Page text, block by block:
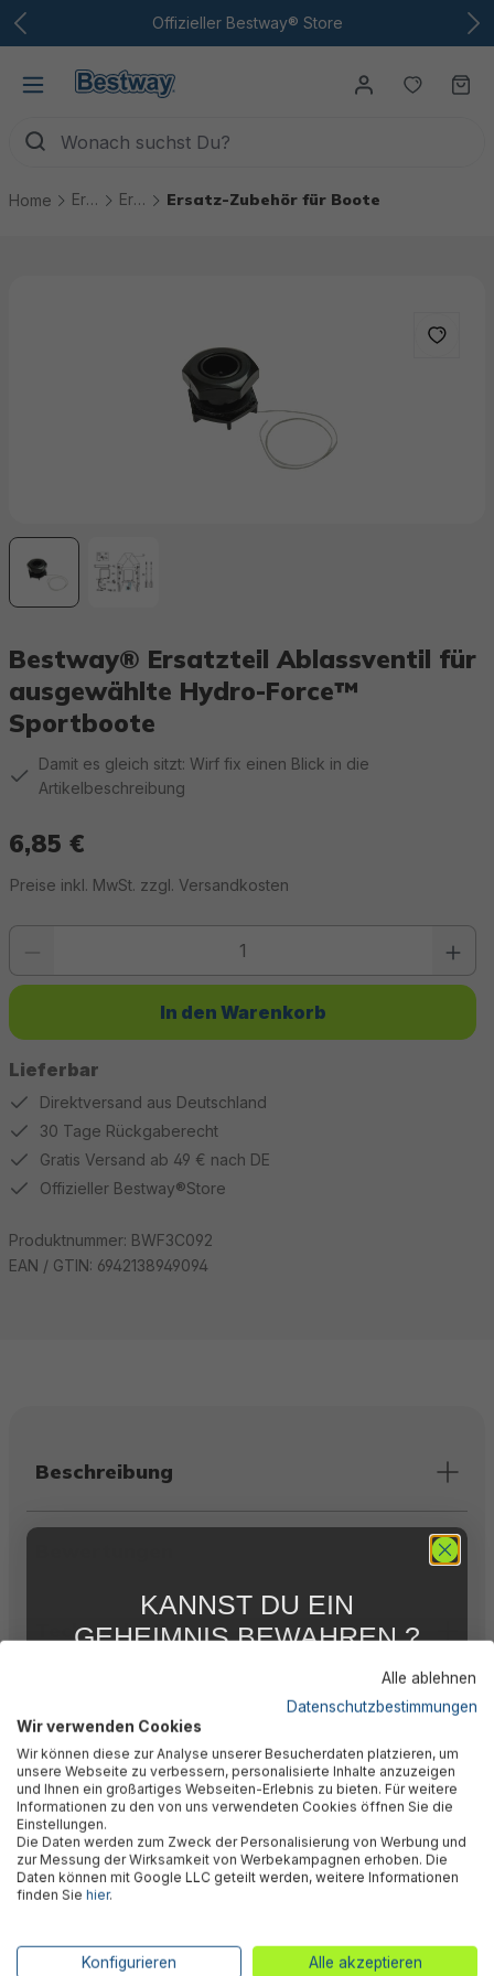
Zum Hauptinhalt Offizieller Bestway® Store
Du
Home Ersatzteile Ersatzteile Boote Ersatz-Zubehör für Boote
Bestway® Ersatzteil Ablassventil für
ausgewählte Hydro-Force™
Sportboote
Damit es gleich sitzt: Wirf fix einen Blick in die
Artikelbeschreibung
6,85 €
Preise inkl. MwSt. zzgl. Versandkosten
Lieferbar
Produkt Anzahl: Gib den gewünschten Wert ein oder benutze die
In den Warenkorb
Direktversand aus Deutschland
30 Tage Rückgaberecht
Gratis Versand ab 49 € nach DE
Offizieller Bestway®Store
Produktnummer: BWF3C092
EAN / GTIN: 6942138949094
Beschreibung
Technische Daten
🎉 Jetzt den Newsletter
abonnieren & 5% Rabatt
sichern!
Alle ablehnen
Datenschutzbestimmungen
Wir verwenden Cookies
Wir können diese zur Analyse unserer Besucherdaten platzieren, um
unsere Webseite zu verbessern, personalisierte Inhalte anzuzeigen
und Ihnen ein großartiges Webseiten-Erlebnis zu bieten. Für weitere
Informationen zu den von uns verwendeten Cookies öffnen Sie die
Einstellungen.
Die Daten werden zum Zweck der Personalisierung von Werbung und
zur Messung der Wirksamkeit von Werbekampagnen erhoben. Die
Daten können mit Google LLC geteilt werden, weitere Informationen
finden Sie hier.
Konfigurieren Alle akzeptieren
KANNST DU EIN
GEHEIMNIS BEWAHREN ?
FÜR DICH
Abonniere jetzt unseren kostenlosen
Newsletter, verpasse keine Neuigkeiten und
Aktionen mehr und sichere Dir 5 %
Willkommensrabatt auf nicht reduzierte Ware
bei Deiner ersten Bestellung !*
Email
*Mit der Anmeldung zum Newsletter stimmst du zu, regelmäßig per E-